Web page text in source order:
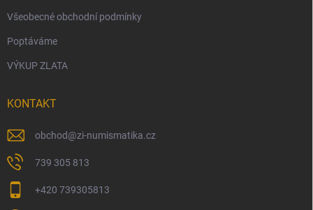
Všeobecné obchodní podmínky
Poptáváme
VÝKUP ZLATA
KONTAKT
obchod@zi-numismatika.cz
739 305 813
+420 739305813